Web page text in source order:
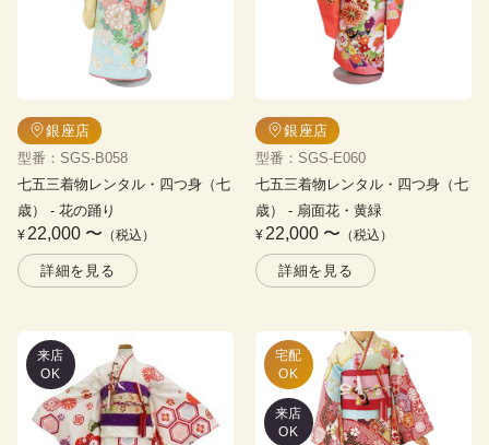
銀座店
型番 ： SGS-B058
七五三着物レンタル・四つ身（七
歳）
- 花の踊り
¥ 22,000 〜 （税込）
詳細を見る
銀座店
型番 ： SGS-E060
七五三着物レンタル・四つ身（七
歳）
- 扇面花・黄緑
¥ 22,000 〜 （税込）
詳細を見る
来店
OK
宅配
OK
来店
OK